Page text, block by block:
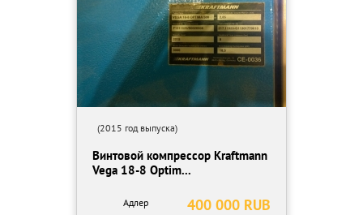
(2015 год выпуска)
Винтовой компрессор Kraftmann
Vega 18-8 Optim...
400 000 RUB
Адлер